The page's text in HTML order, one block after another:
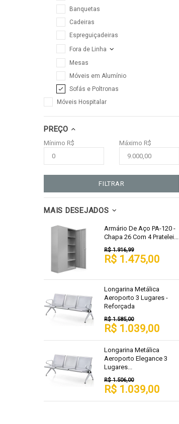
Banquetas
Cadeiras
Espreguiçadeiras
Fora de Linha
Mesas
Móveis em Alumínio
Sofás e Poltronas
Móveis Hospitalar
PREÇO
Mínimo R$ Máximo R$
FILTRAR
MAIS DESEJADOS
Armário De Aço PA-120 -
Chapa 26 Com 4 Pratelei...
R$ 1.916,99
R$ 1.475,00
Longarina Metálica
Aeroporto 3 Lugares -
Reforçada
R$ 1.585,00
R$ 1.039,00
Longarina Metálica
Aeroporto Elegance 3
Lugares...
R$ 1.506,00
R$ 1.039,00